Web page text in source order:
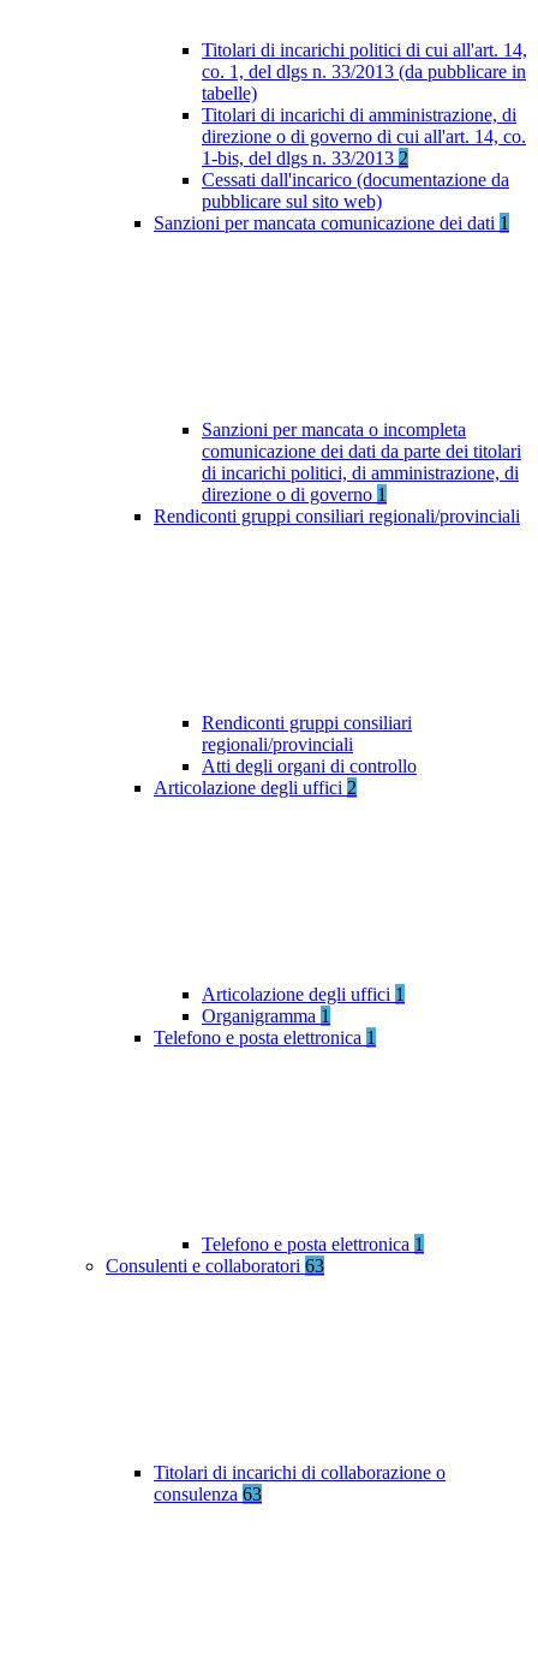
Titolari di incarichi politici di cui all'art. 14,
co. 1, del dlgs n. 33/2013 (da pubblicare in
tabelle)
Titolari di incarichi di amministrazione, di
direzione o di governo di cui all'art. 14, co.
1-bis, del dlgs n. 33/2013 2
Cessati dall'incarico (documentazione da
pubblicare sul sito web)
Sanzioni per mancata comunicazione dei dati 1
Sanzioni per mancata o incompleta
comunicazione dei dati da parte dei titolari
di incarichi politici, di amministrazione, di
direzione o di governo 1
Rendiconti gruppi consiliari regionali/provinciali
Rendiconti gruppi consiliari
regionali/provinciali
Atti degli organi di controllo
Articolazione degli uffici 2
Articolazione degli uffici 1
Organigramma 1
Telefono e posta elettronica 1
Telefono e posta elettronica 1
Consulenti e collaboratori 63
Titolari di incarichi di collaborazione o
consulenza 63